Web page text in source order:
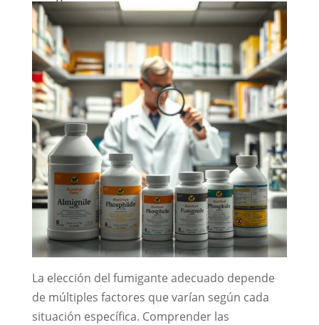
La elección del fumigante adecuado depende
de múltiples factores que varían según cada
situación específica. Comprender las